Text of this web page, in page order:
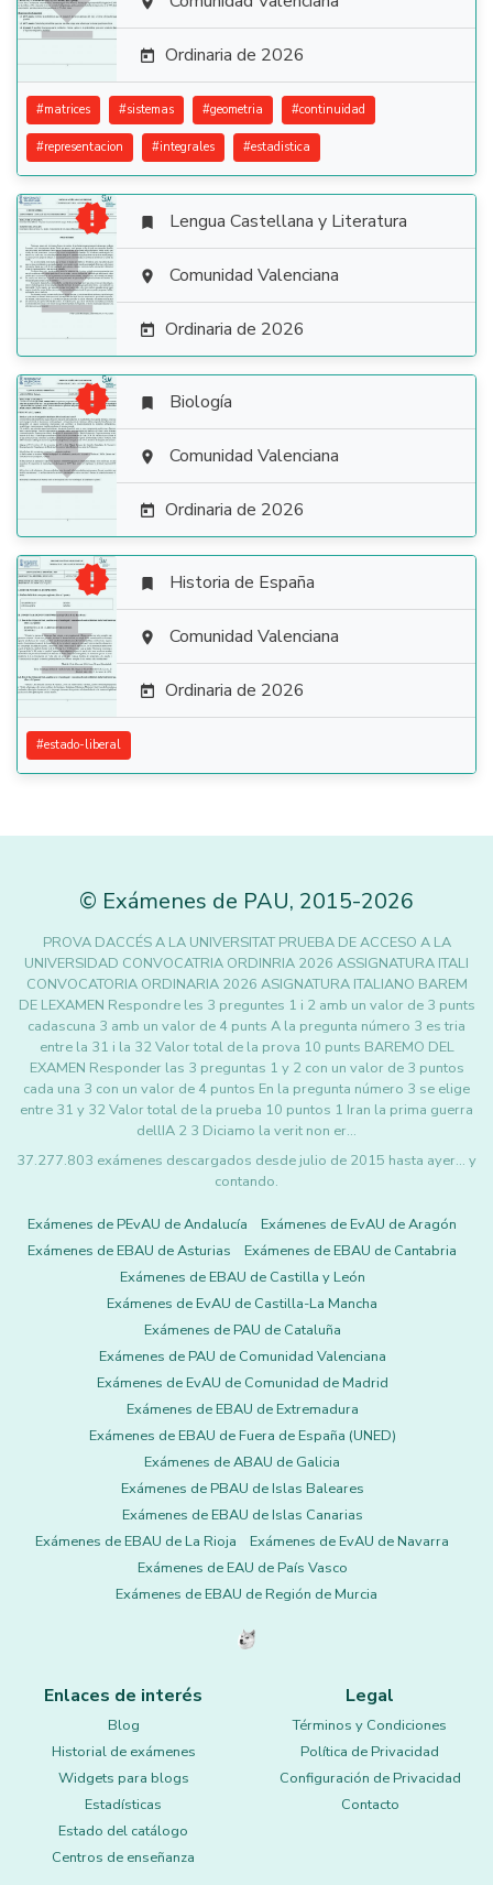
 Ordinaria de 2026
#matrices #sistemas #geometria #continuidad
#representacion #integrales #estadistica

  Lengua Castellana y Literatura
 Comunidad Valenciana
 Ordinaria de 2026

  Biología
 Comunidad Valenciana
 Ordinaria de 2026

  Historia de España
 Comunidad Valenciana
 Ordinaria de 2026
#estado-liberal
© Exámenes de PAU, 2015-2026
PROVA DACCÉS A LA UNIVERSITAT PRUEBA DE ACCESO A LA
UNIVERSIDAD CONVOCATRIA ORDINRIA 2026 ASSIGNATURA ITALI
CONVOCATORIA ORDINARIA 2026 ASIGNATURA ITALIANO BAREM
DE LEXAMEN Respondre les 3 preguntes 1 i 2 amb un valor de 3 punts
cadascuna 3 amb un valor de 4 punts A la pregunta número 3 es tria
entre la 31 i la 32 Valor total de la prova 10 punts BAREMO DEL
EXAMEN Responder las 3 preguntas 1 y 2 con un valor de 3 puntos
cada una 3 con un valor de 4 puntos En la pregunta número 3 se elige
entre 31 y 32 Valor total de la prueba 10 puntos 1 Iran la prima guerra
dellIA 2 3 Diciamo la verit non er…
37.277.803 exámenes descargados desde julio de 2015 hasta ayer... y
contando.
Exámenes de PEvAU de Andalucía
Exámenes de EvAU de Aragón
Exámenes de EBAU de Asturias
Exámenes de EBAU de Cantabria
Exámenes de EBAU de Castilla y León
Exámenes de EvAU de Castilla-La Mancha
Exámenes de PAU de Cataluña
Exámenes de PAU de Comunidad Valenciana
Exámenes de EvAU de Comunidad de Madrid
Exámenes de EBAU de Extremadura
Exámenes de EBAU de Fuera de España (UNED)
Exámenes de ABAU de Galicia
Exámenes de PBAU de Islas Baleares
Exámenes de EBAU de Islas Canarias
Exámenes de EBAU de La Rioja
Exámenes de EvAU de Navarra
Exámenes de EAU de País Vasco
Exámenes de EBAU de Región de Murcia
Enlaces de interés
Blog
Historial de exámenes
Widgets para blogs
Estadísticas
Estado del catálogo
Centros de enseñanza
Legal
Términos y Condiciones
Política de Privacidad
Configuración de Privacidad
Contacto